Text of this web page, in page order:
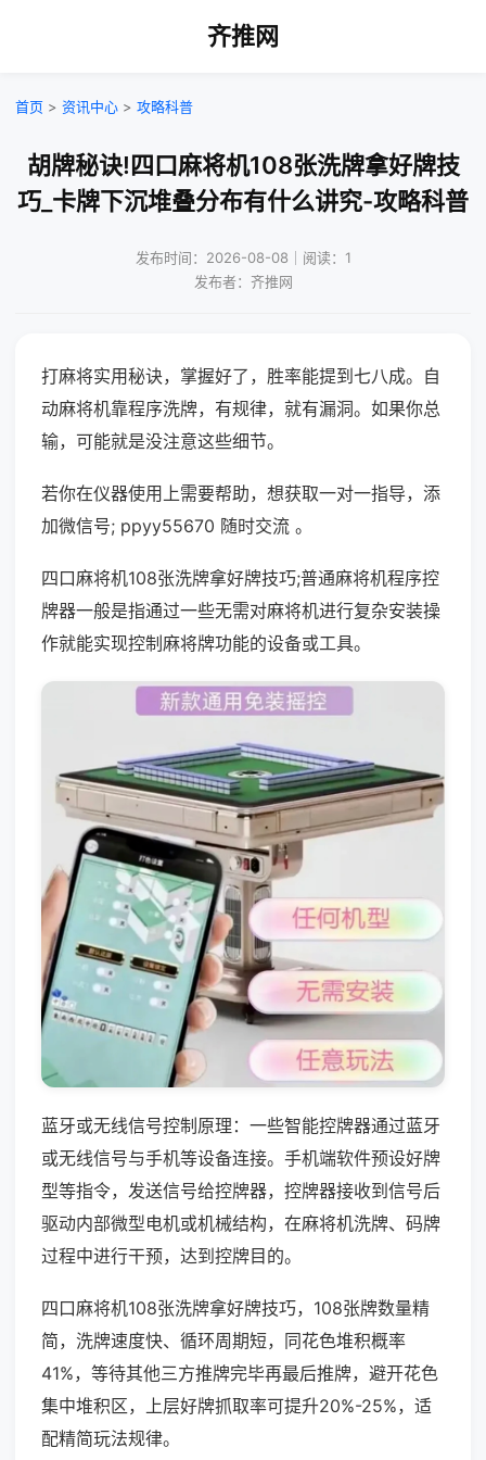
齐推网
首页 > 资讯中心 > 攻略科普
胡牌秘诀!四口麻将机108张洗牌拿好牌技
巧_卡牌下沉堆叠分布有什么讲究-攻略科普
发布时间：2026-08-08｜阅读：1
发布者：齐推网
打麻将实用秘诀，掌握好了，胜率能提到七八成。自
动麻将机靠程序洗牌，有规律，就有漏洞。如果你总
输，可能就是没注意这些细节。
若你在仪器使用上需要帮助，想获取一对一指导，添
加微信号; ppyy55670 随时交流 。
四口麻将机108张洗牌拿好牌技巧;普通麻将机程序控
牌器一般是指通过一些无需对麻将机进行复杂安装操
作就能实现控制麻将牌功能的设备或工具。
蓝牙或无线信号控制原理：一些智能控牌器通过蓝牙
或无线信号与手机等设备连接。手机端软件预设好牌
型等指令，发送信号给控牌器，控牌器接收到信号后
驱动内部微型电机或机械结构，在麻将机洗牌、码牌
过程中进行干预，达到控牌目的。
四口麻将机108张洗牌拿好牌技巧，108张牌数量精
简，洗牌速度快、循环周期短，同花色堆积概率
41%，等待其他三方推牌完毕再最后推牌，避开花色
集中堆积区，上层好牌抓取率可提升20%-25%，适
配精简玩法规律。